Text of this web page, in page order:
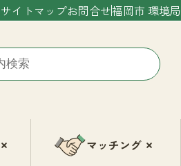
サイトマップお問合せ福岡市 環境局
マッチング